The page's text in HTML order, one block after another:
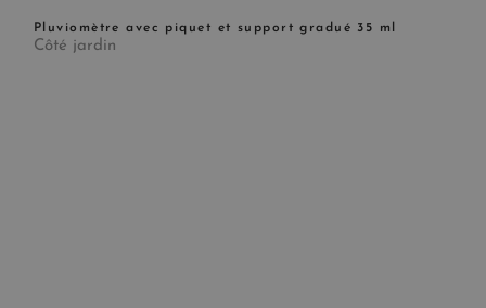
Pluviomètre avec piquet et support gradué 35 ml
Côté jardin